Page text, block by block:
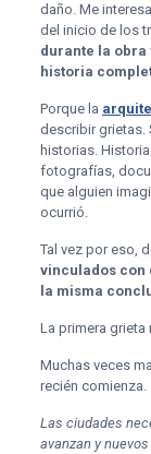
daño. Me
del inicio de los
durante la
historia
Porque la
describir grietas.
historias.
fotografías,
que alguien
ocurrió.
Tal vez por eso,
vinculados con
la misma
La primera grieta
Muchas veces
recién comienza.
Las ciudades
avanzan y